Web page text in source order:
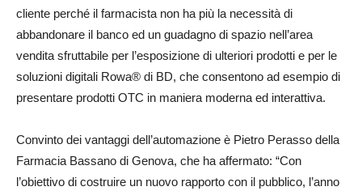
cliente perché il farmacista non ha più la necessità di
abbandonare il banco ed un guadagno di spazio nell’area
vendita sfruttabile per l’esposizione di ulteriori prodotti e per le
soluzioni digitali Rowa® di BD, che consentono ad esempio di
presentare prodotti OTC in maniera moderna ed interattiva.
Convinto dei vantaggi dell’automazione è Pietro Perasso della
Farmacia Bassano di Genova, che ha affermato: “Con
l’obiettivo di costruire un nuovo rapporto con il pubblico, l’anno